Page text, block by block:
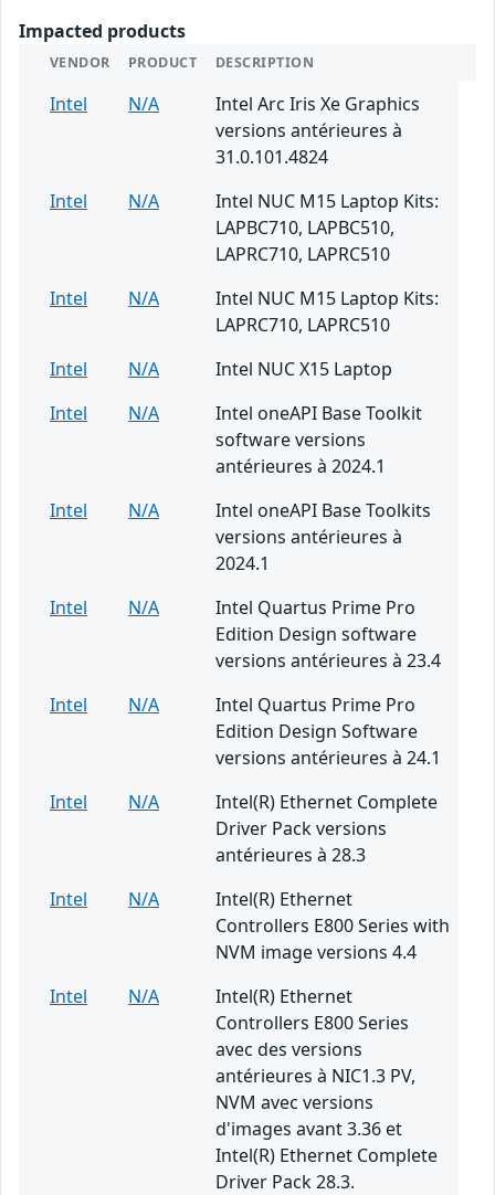
Impacted products
VENDOR PRODUCT DESCRIPTION
Intel N/A
Intel Arc Iris Xe Graphics
versions antérieures à
31.0.101.4824
Intel
N/A
Intel NUC M15 Laptop Kits:
LAPBC710, LAPBC510,
LAPRC710, LAPRC510
Intel
N/A
Intel NUC M15 Laptop Kits:
LAPRC710, LAPRC510
Intel
N/A
Intel NUC X15 Laptop
Intel
N/A
Intel oneAPI Base Toolkit
software versions
antérieures à 2024.1
Intel
N/A
Intel oneAPI Base Toolkits
versions antérieures à
2024.1
Intel
N/A
Intel Quartus Prime Pro
Edition Design software
versions antérieures à 23.4
Intel
N/A
Intel Quartus Prime Pro
Edition Design Software
versions antérieures à 24.1
Intel
N/A
Intel(R) Ethernet Complete
Driver Pack versions
antérieures à 28.3
Intel
N/A
Intel(R) Ethernet
Controllers E800 Series with
NVM image versions 4.4
Intel
N/A
Intel(R) Ethernet
Controllers E800 Series
avec des versions
antérieures à NIC1.3 PV,
NVM avec versions
d'images avant 3.36 et
Intel(R) Ethernet Complete
Driver Pack 28.3.